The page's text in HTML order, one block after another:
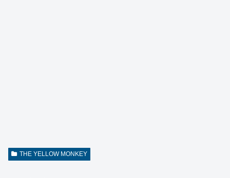
THE YELLOW MONKEY